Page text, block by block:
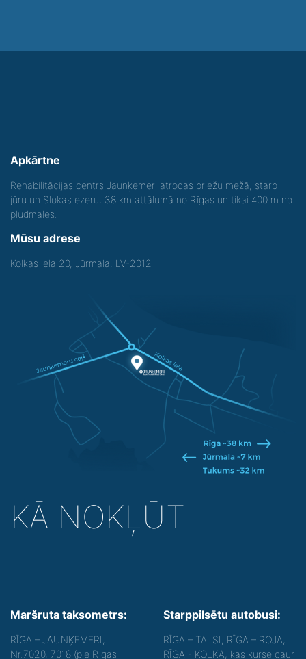
Apkārtne
Rehabilitācijas centrs Jaunķemeri atrodas priežu mežā, starp
jūru un Slokas ezeru, 38 km attālumā no Rīgas un tikai 400 m no
pludmales.
Mūsu adrese
Kolkas iela 20, Jūrmala, LV-2012
KĀ NOKĻŪT
Maršruta taksometrs:
RĪGA – JAUNĶEMERI,
Nr.7020, 7018 (pie Rīgas
Starppilsētu autobusi:
RĪGA – TALSI, RĪGA – ROJA,
RĪGA - KOLKA, kas kursē caur